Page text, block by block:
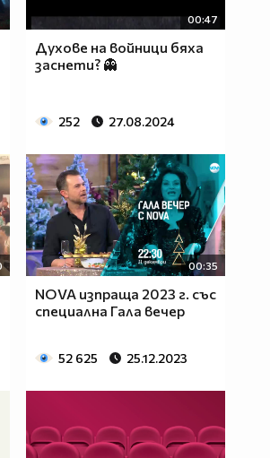
00:47
Духове на войници бяха
заснети? 👻
252 27.08.2024
00:35
NOVA изпраща 2023 г. със
специална Гала вечер
52 625 25.12.2023